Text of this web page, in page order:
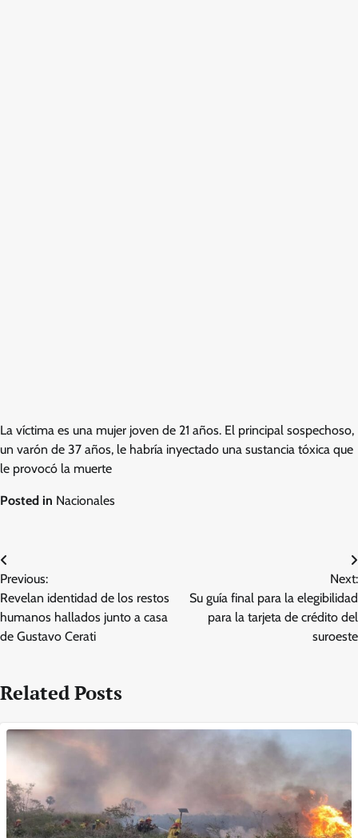
La víctima es una mujer joven de 21 años. El principal sospechoso,
un varón de 37 años, le habría inyectado una sustancia tóxica que
le provocó la muerte
Posted in Nacionales
Post
navigation
Previous:
Revelan identidad de los restos
humanos hallados junto a casa
de Gustavo Cerati
Next:
Su guía final para la elegibilidad
para la tarjeta de crédito del
suroeste
Related Posts